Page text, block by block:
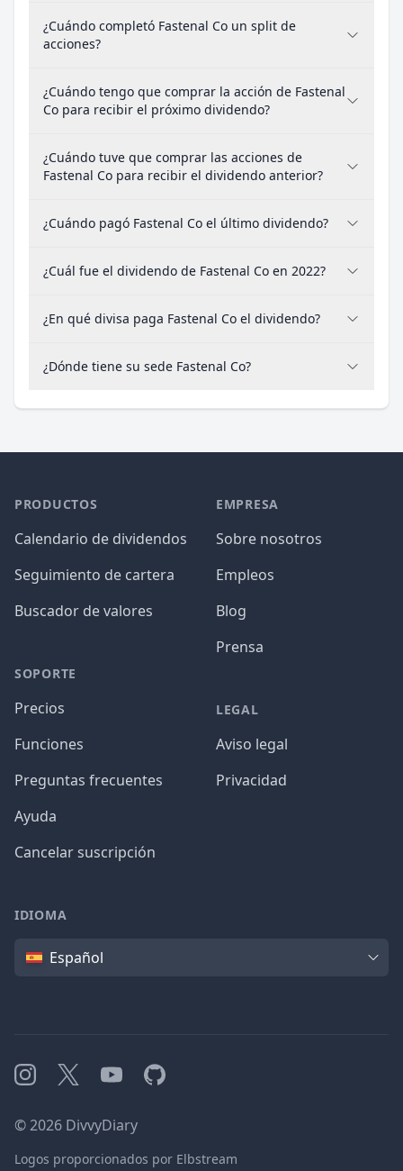
¿Cuándo completó Fastenal Co un split de
acciones?
¿Cuándo tengo que comprar la acción de Fastenal
Co para recibir el próximo dividendo?
¿Cuándo tuve que comprar las acciones de
Fastenal Co para recibir el dividendo anterior?
¿Cuándo pagó Fastenal Co el último dividendo?
¿Cuál fue el dividendo de Fastenal Co en 2022?
¿En qué divisa paga Fastenal Co el dividendo?
¿Dónde tiene su sede Fastenal Co?
PRODUCTOS
Calendario de dividendos
Seguimiento de cartera
Buscador de valores
SOPORTE
Precios
Funciones
Preguntas frecuentes
Ayuda
Cancelar suscripción
EMPRESA
Sobre nosotros
Empleos
Blog
Prensa
LEGAL
Aviso legal
Privacidad
IDIOMA
IdiomaEspañol
Instagram
X YouTubeGitHub
©2026 DivvyDiary
Logos proporcionados por Elbstream